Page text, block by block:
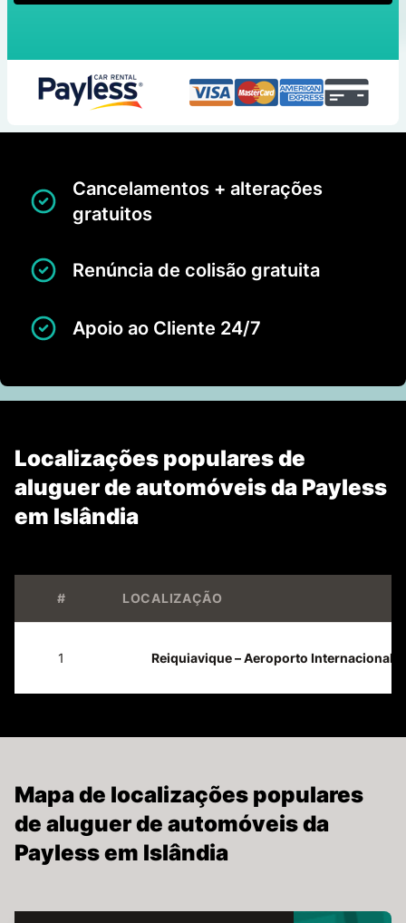
Cancelamentos + alterações
gratuitos
Renúncia de colisão gratuita
Apoio ao Cliente 24/7
Localizações populares de
aluguer de automóveis da Payless
em Islândia
# LOCALIZAÇÃO
1 Reiquiavique – Aeroporto Internacional
Mapa de localizações populares
de aluguer de automóveis da
Payless em Islândia